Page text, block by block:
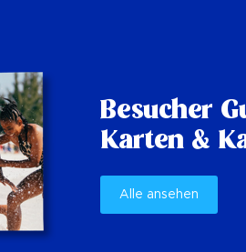
Besucher
Karten &
Alle ansehen